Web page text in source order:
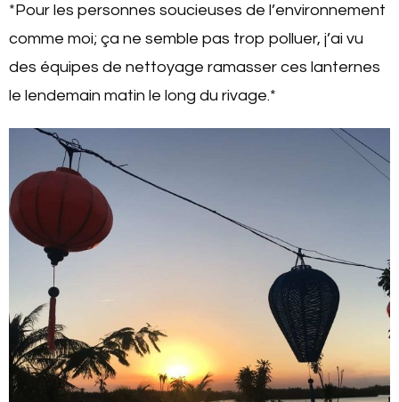
*Pour les personnes soucieuses de l’environnement
comme moi; ça ne semble pas trop polluer, j’ai vu
des équipes de nettoyage ramasser ces lanternes
le lendemain matin le long du rivage.*